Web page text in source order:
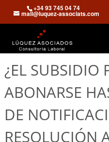
+34 93 745 04 74
mail@luquez-associats.com
¿EL SUBSIDIO
ABONARSE
DE
RESOLUCIÓN